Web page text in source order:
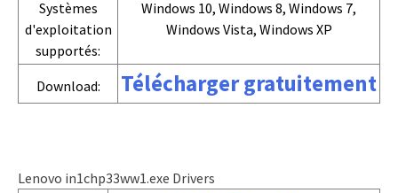
Systèmes
d'exploitation
supportés:
Windows 10, Windows 8, Windows 7,
Windows Vista, Windows XP
Download: Télécharger gratuitement
Lenovo in1chp33ww1.exe Drivers